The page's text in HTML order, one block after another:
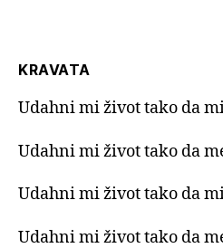
KRAVATA
Udahni mi život tako da
Udahni mi život tako da
Udahni mi život tako da
Udahni mi život tako da